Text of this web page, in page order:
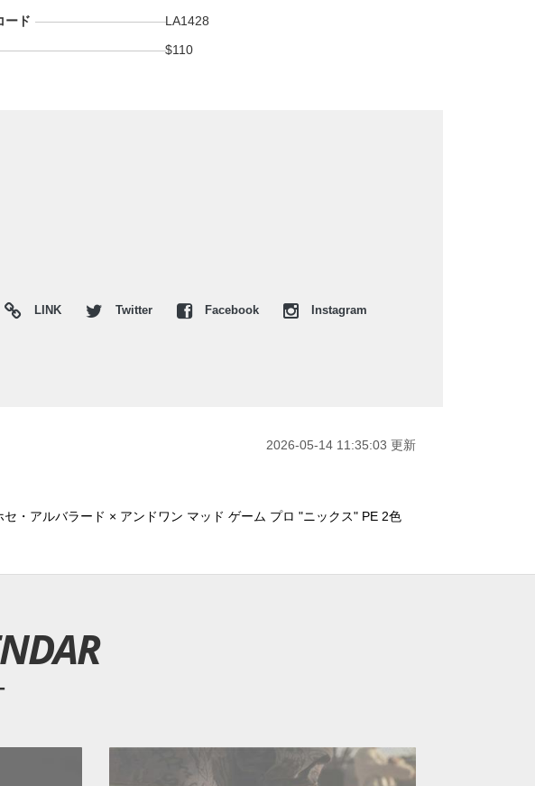
ード
LA1428
$110
LINK Twitter Facebook Instagram
2026-05-14 11:35:03 更新
セ・アルバラード × アンドワン マッド ゲーム プロ "ニックス" PE 2色